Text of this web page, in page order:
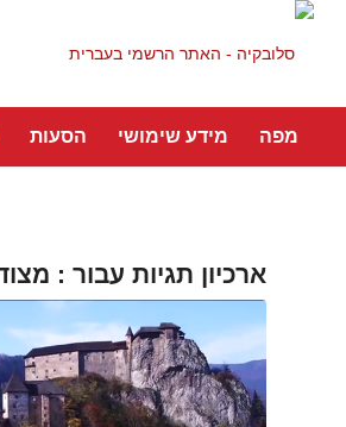
מפה מידע שימושי הסעות
ארכיון תגיות עבור :